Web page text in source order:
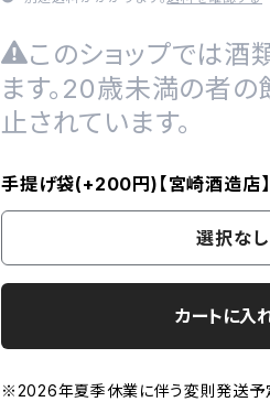
このショップでは酒
ます。20歳未満の者
止されています。
手提げ袋(+200円)【宮崎酒造店】
選択なし
カートに入
※2026年夏季休業に伴う変則発送